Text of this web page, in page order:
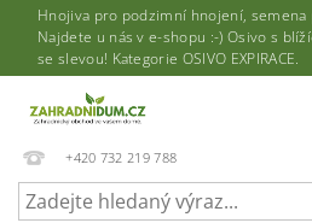
Hnojiva pro podzimní hnojení,
Najdete u nás v e-shopu :-) Osivo s
se slevou! Kategorie OSIVO EXPIRACE.
+420 732 219 788